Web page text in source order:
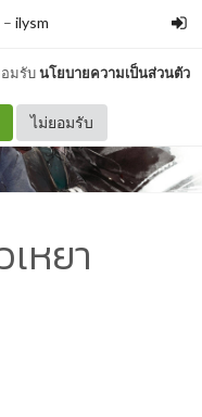
มรับนโยบายความเป็นส่วนตัว
ไม่ยอมรับ
– ilysm
หยา